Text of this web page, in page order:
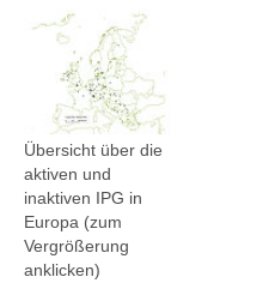
Show larger version
Übersicht über die
aktiven und
inaktiven IPG in
Europa (zum
Vergrößerung
anklicken)